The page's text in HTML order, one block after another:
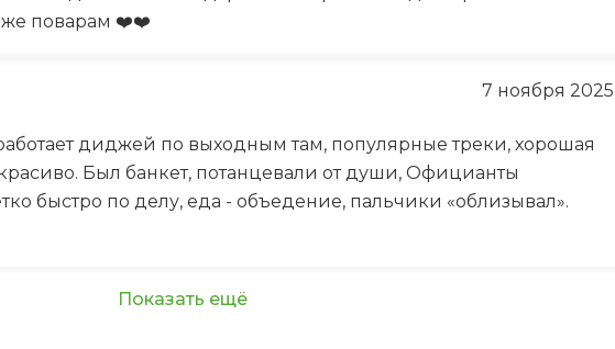
же поварам ❤️❤️
7 ноября 2025
диджей по выходным там, популярные треки, хорошая
Был банкет, потанцевали от души, Официанты
быстро по делу, еда - объедение, пальчики «облизывал».
Показать ещё